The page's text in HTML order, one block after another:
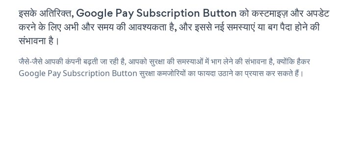
इसके अतिरिक्त, Google Pay Subscription Button को कस्टमाइज़ और अपडेट
करने के लिए अभी और समय की आवश्यकता है, और इससे नई समस्याएं या बग पैदा होने की
संभावना है।
जैसे-जैसे आपकी कंपनी बढ़ती जा रही है, आपको सुरक्षा की समस्याओं में भाग लेने की संभावना है, क्योंकि हैकर
Google Pay Subscription Button सुरक्षा कमजोरियों का फायदा उठाने का प्रयास कर सकते हैं।